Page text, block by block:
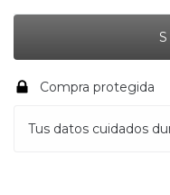
Compra protegida
Tus datos cuidados